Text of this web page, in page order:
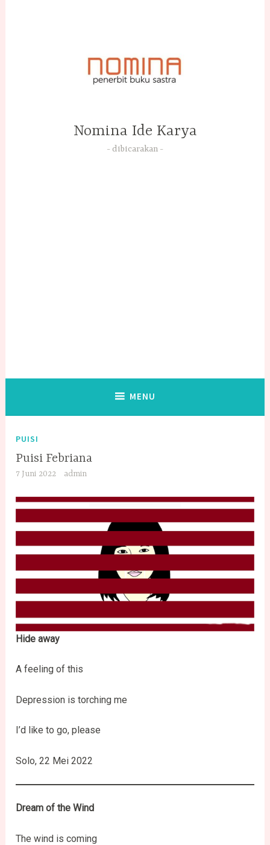
Nomina Ide Karya
dibicarakan
MENU
PUISI
Puisi Febriana
7 Juni 2022 admin
Hide away
A feeling of this
Depression is torching me
I’d like to go, please
Solo, 22 Mei 2022
Dream of the Wind
The wind is coming